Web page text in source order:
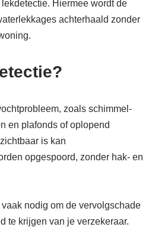
Hiermee wordt de
achterhaald zonder
zoals schimmel-
en plafonds of oplopend
is kan
opgespoord, zonder hak- en
nodig om de vervolgschade
te krijgen van je verzekeraar.